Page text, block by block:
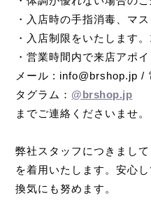
・入店時の手指消毒、マス
・入店制限をいたします。
・営業時間内で来店アポ
メール : info@brshop.jp /
タグラム： @brshop.jp
までご連絡くださいませ。
弊社スタッフにつきまし
を着用いたします。安心
換気にも努めます。